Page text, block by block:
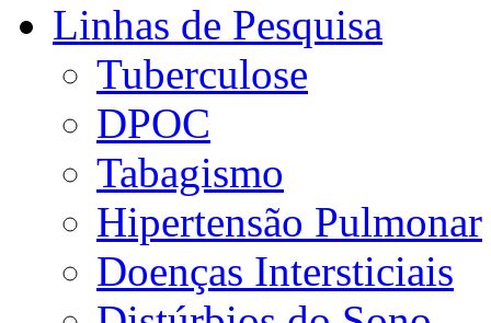
Linhas de Pesquisa
Tuberculose
DPOC
Tabagismo
Hipertensão Pulmonar
Doenças Intersticiais